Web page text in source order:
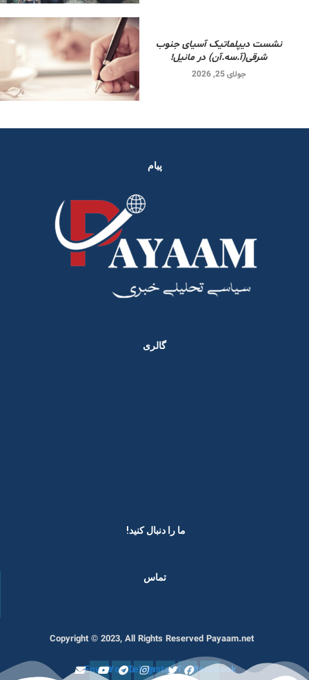
نشست دیپلماتیک آسیای جنوب
شرقی‌(آ.سه.آن) در مانیل!
جولای 25, 2026
پیام
گالری
ما را دنبال کنید! ​
تماس
Copyright © 2023, All Rights Reserved Payaam.net
Facebook
Twitter
Instagram
Telegram
Youtube
Envelope